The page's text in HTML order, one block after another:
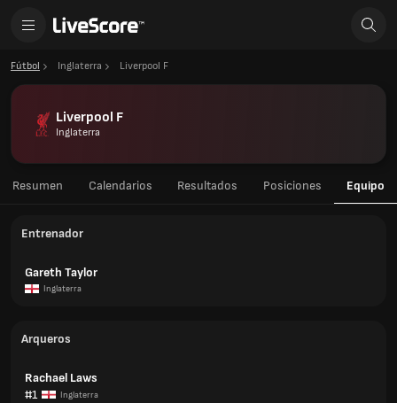
Fútbol Inglaterra Liverpool F
Liverpool F
Inglaterra
Resumen Calendarios Resultados Posiciones Equipo
Entrenador
Gareth Taylor
Inglaterra
Arqueros
Rachael Laws
#1
Inglaterra